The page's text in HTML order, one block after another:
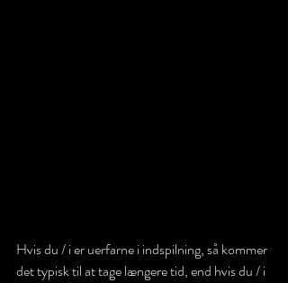
Hvis du / i er uerfarne i indspilning, så kommer
det typisk til at tage længere tid, end hvis du / i